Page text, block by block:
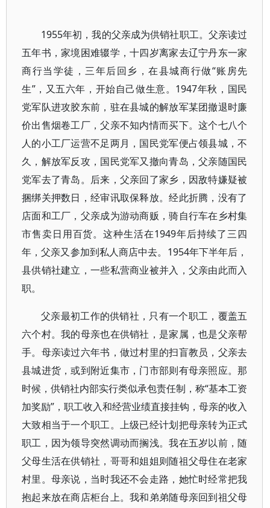
1955年初，我的父亲成为供销社职工。父亲读过
五年书，家境困难辍学，十四岁离家去辽宁丹东一家
商行当学徒，三年后回乡，在县城商行做“账房先
生”，又五六年，开始自己做生意。1947年秋，国民
党军队进攻胶东前，驻在县城的解放军某团撤退时廉
价出售烟卷工厂，父亲不知内情而买下。这个七八个
人的小工厂运营不足两月，国民党军便占领县城，不
久，解放军反攻，国民党军又撤向青岛，父亲随国民
党军去了青岛。后来，父亲回了家乡，因敌特嫌疑被
捆绑关押数日，经审讯取保释放。经此折腾，没有了
店面和工厂，父亲成为游动商贩，骑自行车在乡村集
市售卖日用百货。这种生活在1949年后持续了三四
年，父亲又参加到私人商店中去。1954年下半年后，
县供销社建立，一些私营商业被并入，父亲由此而入
职。
父亲最初工作的供销社，只有一个职工，覆盖五
六个村。我的母亲也在供销社，是家属，也是父亲帮
手。母亲读过六年书，做过村里的扫盲教员，父亲去
县城进货，或到附近集市，门市部则有母亲照应。那
时候，供销社内部实行类似承包责任制，称“基本工资
加奖励”，职工收入和经营业绩直接挂钩，母亲的收入
大致相当于一个职工。上级已经计划把母亲转为正式
职工，因为领导突然调动而搁浅。我在五岁以前，随
父母生活在供销社，哥哥和姐姐则随祖父母住在老家
村里。母亲说，当时我还不会走路，她忙时经常把我
抱起来放在商店柜台上。我和弟弟随母亲回到祖父母